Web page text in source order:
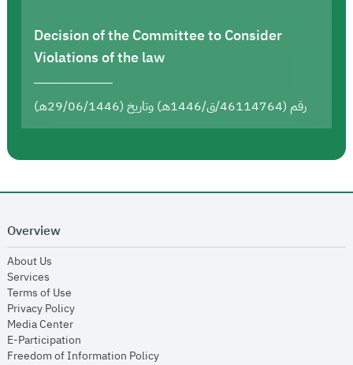
Decision of the Committee to Consider
Violations of the law
رقم (46114764/ق/1446هـ) وتاريخ (29/06/1446هـ)
Overview
About Us
Services
Terms of Use
Privacy Policyopens in new window
Media Centeropens in new window
E-Participation
Freedom of Information Policyopens in new window